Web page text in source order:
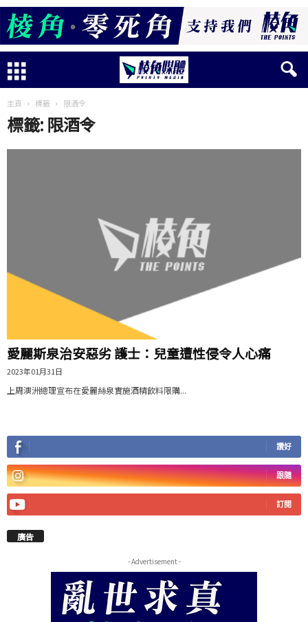
主頁 標籤 限酒令
標籤: 限酒令
愛麗斯泉治安惡劣 護士：兒童遭性侵令人心痛
2023年01月31日
上周澳洲總理宣布在愛麗絲泉實施酒精飲料限購...
讚好
跟隨
訂閱
廣告
- Advertisement -